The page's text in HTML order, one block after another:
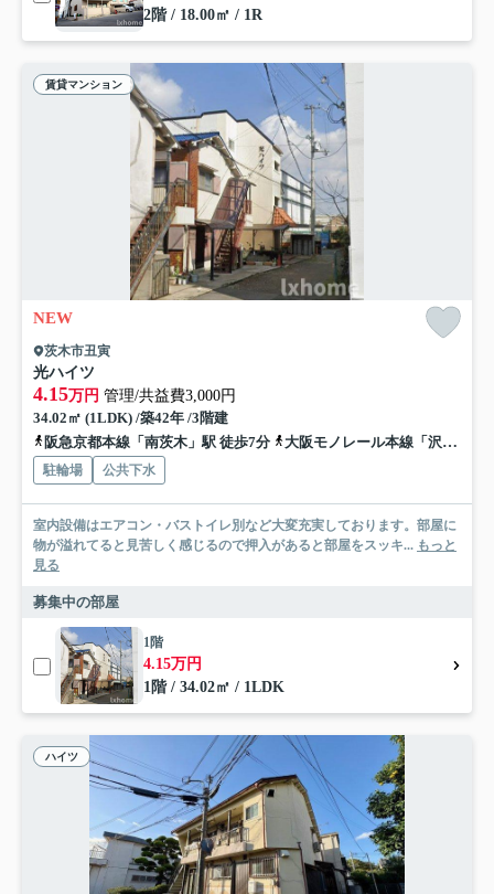
2階 / 18.00㎡ / 1R
賃貸マンション
NEW
茨木市丑寅
光ハイツ
4.15万円 管理/共益費3,000円
34.02㎡ (1LDK) /築42年 /3階建
阪急京都本線「南茨木」駅 徒歩7分
大阪モノレール本線「沢良宜」駅 徒歩14分
駐輪場 公共下水
室内設備はエアコン・バストイレ別など大変充実しております。部屋に
物が溢れてると見苦しく感じるので押入があると部屋をスッキ... もっと
見る
募集中の部屋
1階
4.15万円
1階 / 34.02㎡ / 1LDK
ハイツ